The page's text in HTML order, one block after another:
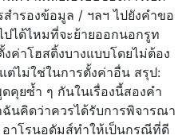
สำรองข้อมูล / ฯลฯ ไปยังคำขอ
ปได้ไหมที่จะย้ายออกนอกรูท
งค่าโฮสติ้งบางแบบโดยไม่ต้อง
ต่ไม่ใช่ในการตั้งค่าอื่น สรุป:
คุยซ้ำ ๆ กันในเรื่องนี้สองคำ
นคิดว่าควรได้รับการพิจารณา
อาโรนอดัมส์ทำให้เป็นกรณีที่ดี